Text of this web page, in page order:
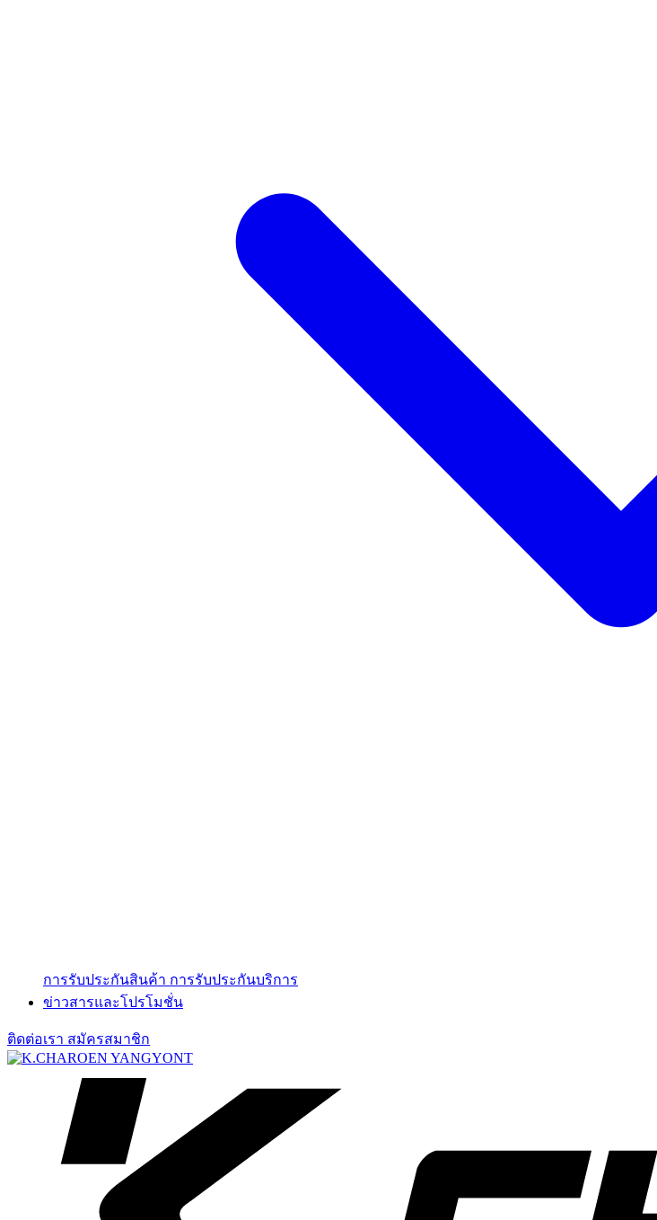
การรับประกันสินค้า การรับประกันบริการ
ข่าวสารและโปรโมชั่น
ติดต่อเรา สมัครสมาชิก